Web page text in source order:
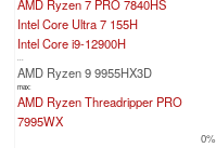
AMD Ryzen 7 PRO 7840HS
Intel Core Ultra 7 155H
Intel Core i9-12900H
...
AMD Ryzen 9 9955HX3D
max:
AMD Ryzen Threadripper PRO
7995WX
0%